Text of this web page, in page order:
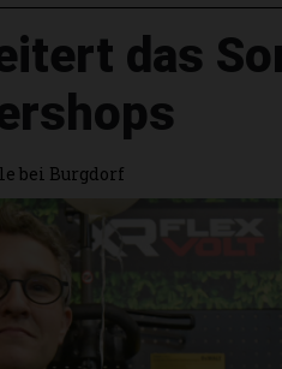
das
bei Burgdorf